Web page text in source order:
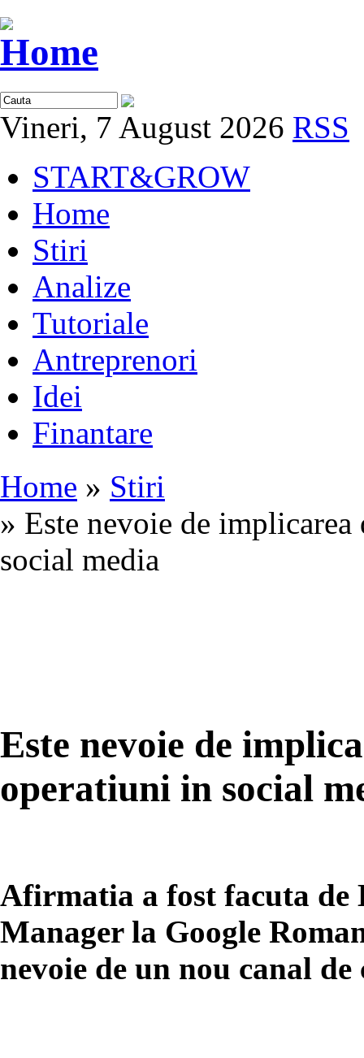
Vineri, 7 August 2026 RSS
START&GROW
Home
Stiri
Analize
Tutoriale
Antreprenori
Idei
Finantare
Home » Stiri
» Este nevoie de
social media
Este nevoie de
operatiuni in social
Afirmatia a fost facuta
Manager la Google
nevoie de un nou canal